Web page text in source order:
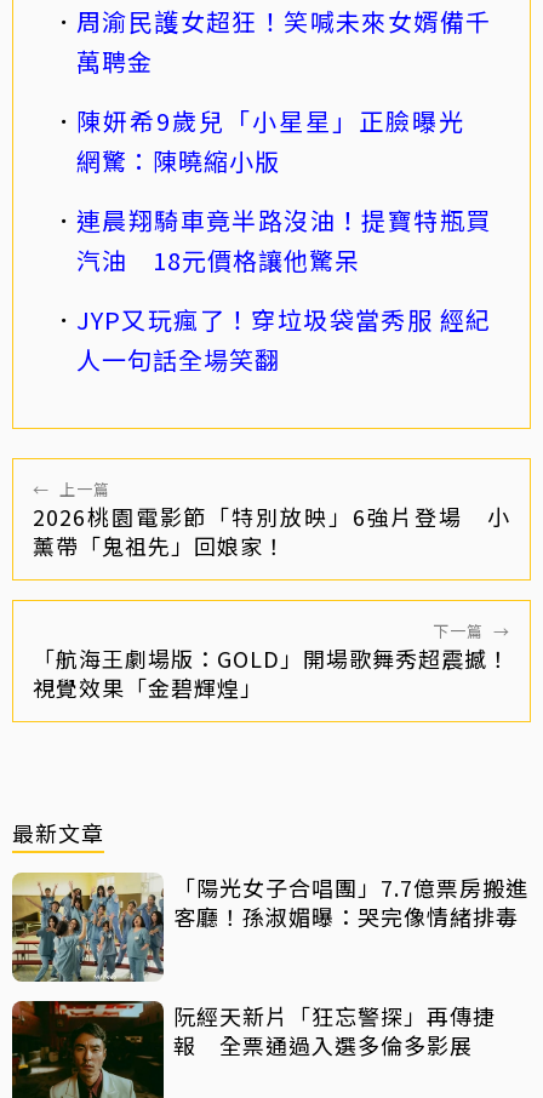
周渝民護女超狂！笑喊未來女婿備千
萬聘金
陳妍希9歲兒「小星星」正臉曝光
網驚：陳曉縮小版
連晨翔騎車竟半路沒油！提寶特瓶買
汽油 18元價格讓他驚呆
JYP又玩瘋了！穿垃圾袋當秀服 經紀
人一句話全場笑翻
← 上一篇
2026桃園電影節「特別放映」6強片登場 小
薰帶「鬼祖先」回娘家！
下一篇 →
「航海王劇場版：GOLD」開場歌舞秀超震撼！
視覺效果「金碧輝煌」
最新文章
「陽光女子合唱團」7.7億票房搬進
客廳！孫淑媚曝：哭完像情緒排毒
阮經天新片「狂忘警探」再傳捷
報 全票通過入選多倫多影展